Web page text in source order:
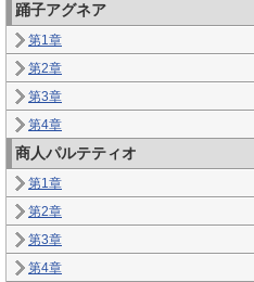
踊子アグネア
第1章
第2章
第3章
第4章
商人パルテティオ
第1章
第2章
第3章
第4章